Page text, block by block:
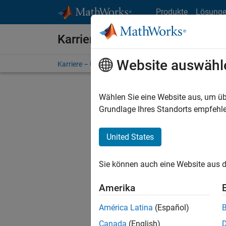
Produkte
Karriere bei MathWorks
Karriere – Übersicht Stellensuche
Stellen
Es
Region
Website
Wählen Sie eine Website aus, um
Grundlage Ihres Standorts
United States
Sie können auch eine Website aus
Amerika
América Latina (Español)
Canada (English)